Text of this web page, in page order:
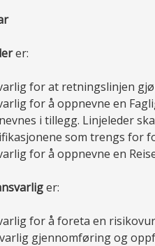
er:
for at retningslinjen
for å oppnevne en
i tillegg. Linjeleder
som trengs for
for å oppnevne en
er:
for å foreta en
gjennomføring og